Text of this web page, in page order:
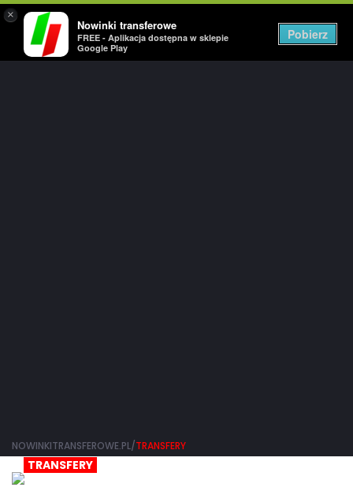
×
Nowinki transferowe
FREE - Aplikacja dostępna w sklepie
Google Play
Pobierz
NOWINKITRANSFEROWE.PL/TRANSFERY
TRANSFERY